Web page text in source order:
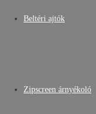
Beltéri ajtók
Zipscreen árnyékoló